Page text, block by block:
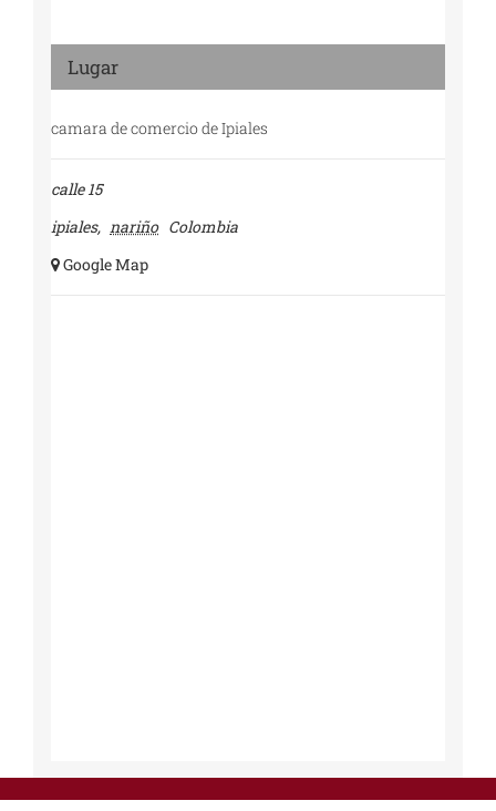
Lugar
camara de comercio de Ipiales
calle 15
ipiales, nariño Colombia
+ Google Map